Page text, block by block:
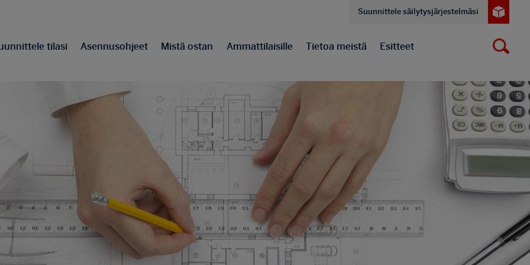
Suunnittele säilytysjärjestelmäsi
tilasi Asennusohjeet Mistä ostan Ammattilaisille Tietoa meistä Esitteet